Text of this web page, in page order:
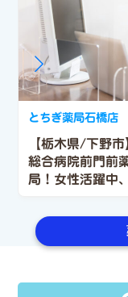
【栃木県/下野
総合病院前門前
局！女性活躍中
とちぎ薬局石橋店